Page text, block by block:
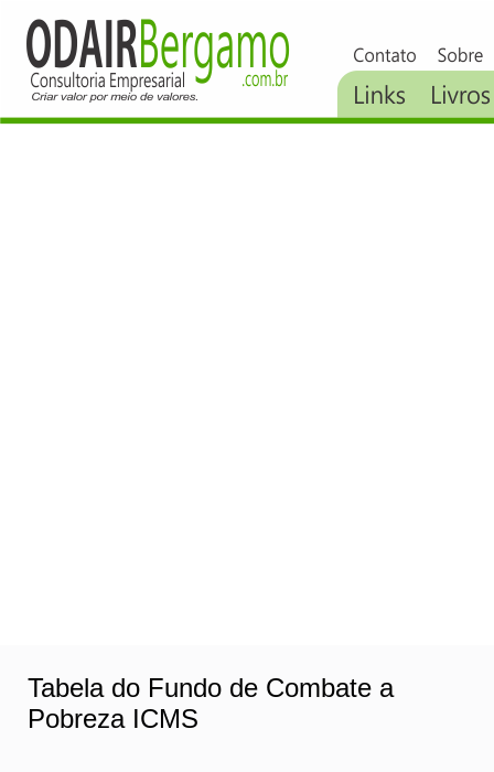
Tabela do Fundo de Combate a
Pobreza ICMS